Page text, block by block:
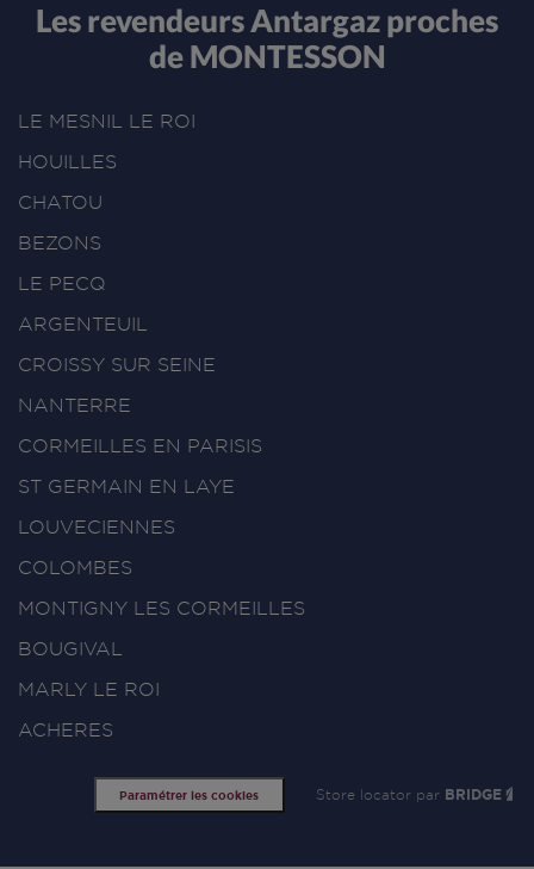
Les revendeurs Antargaz proches
de MONTESSON
LE MESNIL LE ROI
HOUILLES
CHATOU
BEZONS
LE PECQ
ARGENTEUIL
CROISSY SUR SEINE
NANTERRE
CORMEILLES EN PARISIS
ST GERMAIN EN LAYE
LOUVECIENNES
COLOMBES
MONTIGNY LES CORMEILLES
BOUGIVAL
MARLY LE ROI
ACHERES
Paramétrer les cookies Store locator par BRIDGE